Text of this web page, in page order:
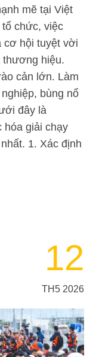
mẽ tại Việt
chức, việc
cơ hội tuyệt vời
thương hiệu.
cản lớn. Làm
bùng nổ
đây là
hóa giải chạy
1. Xác định
12
TH5 2026